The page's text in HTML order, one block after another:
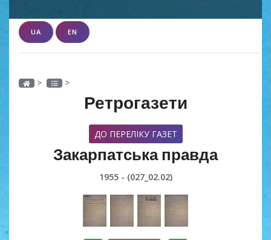
UA EN
> >
Ретрогазети
ДО ПЕРЕЛІКУ ГАЗЕТ
Закарпатська правда
1955 - (027_02.02)